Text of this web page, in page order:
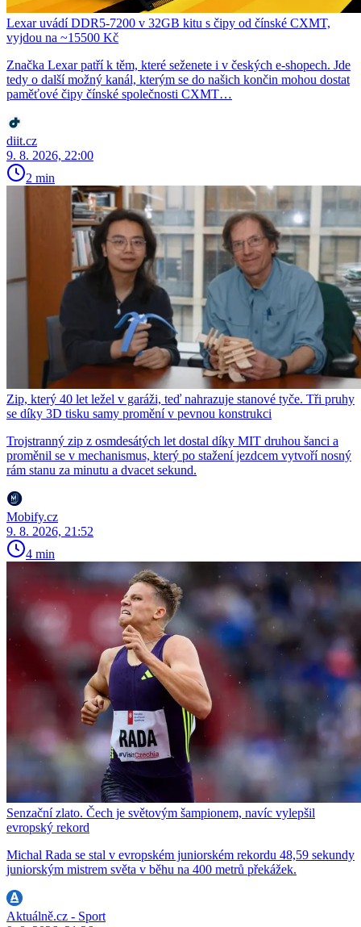
Lexar uvádí DDR5-7200 v 32GB kitu s čipy od čínské CXMT,
vyjdou na ~15500 Kč
Značka Lexar patří k těm, které seženete i v českých e-shopech. Jde
tedy o další možný kanál, kterým se do našich končin mohou dostat
paměťové čipy čínské společnosti CXMT…
diit.cz
9. 8. 2026, 22:00
2 min
Zip, který 40 let ležel v garáži, teď nahrazuje stanové tyče. Tři pruhy
se díky 3D tisku samy promění v pevnou konstrukci
Trojstranný zip z osmdesátých let dostal díky MIT druhou šanci a
proměnil se v mechanismus, který po stažení jezdcem vytvoří nosný
rám stanu za minutu a dvacet sekund.
Mobify.cz
9. 8. 2026, 21:52
4 min
Senzační zlato. Čech je světovým šampionem, navíc vylepšil
evropský rekord
Michal Rada se stal v evropském juniorském rekordu 48,59 sekundy
juniorským mistrem světa v běhu na 400 metrů překážek.
Aktuálně.cz - Sport